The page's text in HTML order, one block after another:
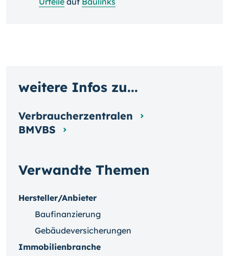
Verwandte Themen
Hersteller/Anbieter
Baufinanzierung
Gebäudeversicherungen
Immobilienbranche
weitere Infos zu...
Verbraucherzentralen
BMVBS